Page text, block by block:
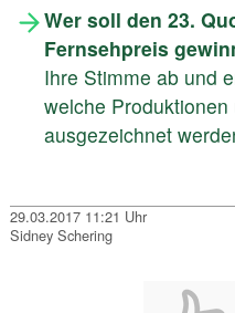
Wer soll den 23.
Fernsehpreis
Ihre Stimme ab und
welche
ausgezeichnet
29.03.2017 11:21 Uhr
Sidney Schering